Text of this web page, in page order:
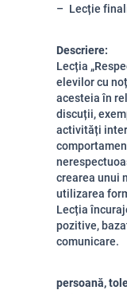
Lecție
Descriere:
Lecția
elevilor cu
acesteia în
discuții,
activități
crearea unui
utilizarea
Lecția
pozitive,
comunicare.
persoană,